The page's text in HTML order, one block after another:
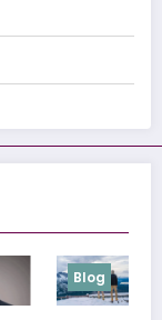
Blog